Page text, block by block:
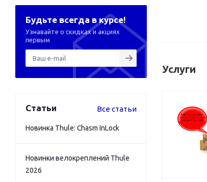
Услуги
Будьте всегда в курсе!
Узнавайте о скидках и акциях
первым
Статьи Все статьи
Новинка Thule: Chasm InLock
Новинки велокреплений Thule
2026